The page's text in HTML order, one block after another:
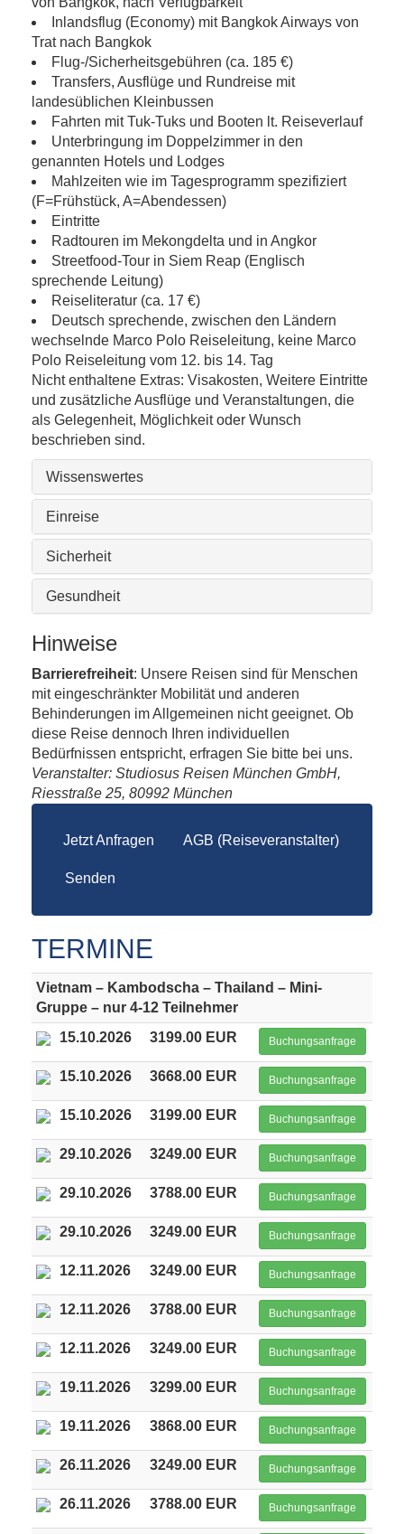
Inlandsflug (Economy) mit Bangkok Airways von
Trat nach Bangkok
Flug-/Sicherheitsgebühren (ca. 185 €)
Transfers, Ausflüge und Rundreise mit
landesüblichen Kleinbussen
Fahrten mit Tuk-Tuks und Booten lt. Reiseverlauf
Unterbringung im Doppelzimmer in den
genannten Hotels und Lodges
Mahlzeiten wie im Tagesprogramm spezifiziert
(F=Frühstück, A=Abendessen)
Eintritte
Radtouren im Mekongdelta und in Angkor
Streetfood-Tour in Siem Reap (Englisch
sprechende Leitung)
Reiseliteratur (ca. 17 €)
Deutsch sprechende, zwischen den Ländern
wechselnde Marco Polo Reiseleitung, keine Marco
Polo Reiseleitung vom 12. bis 14. Tag
Nicht enthaltene Extras: Visakosten, Weitere Eintritte
und zusätzliche Ausflüge und Veranstaltungen, die
als Gelegenheit, Möglichkeit oder Wunsch
beschrieben sind.
Wissenswertes
Einreise
Sicherheit
Gesundheit
Hinweise
Barrierefreiheit: Unsere Reisen sind für Menschen
mit eingeschränkter Mobilität und anderen
Behinderungen im Allgemeinen nicht geeignet. Ob
diese Reise dennoch Ihren individuellen
Bedürfnissen entspricht, erfragen Sie bitte bei uns.
Veranstalter: Studiosus Reisen München GmbH,
Riesstraße 25, 80992 München
Jetzt Anfragen AGB (Reiseveranstalter)
Senden
TERMINE
Vietnam – Kambodscha – Thailand – Mini-
Gruppe – nur 4-12 Teilnehmer
15.10.2026
3199.00 EUR Buchungsanfrage
15.10.2026 3668.00 EUR Buchungsanfrage
15.10.2026 3199.00 EUR Buchungsanfrage
29.10.2026 3249.00 EUR Buchungsanfrage
29.10.2026 3788.00 EUR Buchungsanfrage
29.10.2026 3249.00 EUR Buchungsanfrage
12.11.2026 3249.00 EUR Buchungsanfrage
12.11.2026 3788.00 EUR Buchungsanfrage
12.11.2026 3249.00 EUR Buchungsanfrage
19.11.2026 3299.00 EUR Buchungsanfrage
19.11.2026 3868.00 EUR Buchungsanfrage
26.11.2026 3249.00 EUR Buchungsanfrage
26.11.2026 3788.00 EUR Buchungsanfrage